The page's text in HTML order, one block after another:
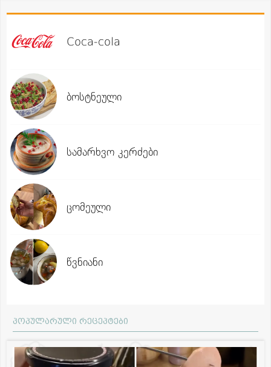
Coca-cola
ბოსტნეული
სამარხვო კერძები
ცომეული
წვნიანი
პოპულარული რეცეპტები